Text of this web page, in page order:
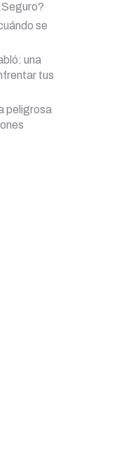
se
una
tus
peligrosa